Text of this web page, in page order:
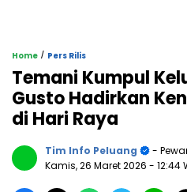
Home / Pers Rilis
Temani Kumpul
Gusto Hadirkan
di Hari Raya
Tim Info Peluang
-
Kamis, 26 Maret 2026 - 12:44